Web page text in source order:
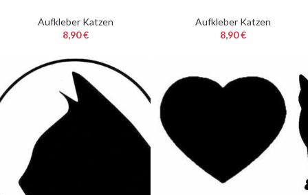
Aufkleber Katzen
8,90€
Aufkleber Katzen
8,90€